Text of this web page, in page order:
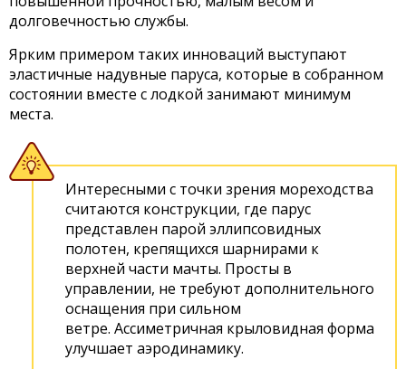
долговечностью службы.
Ярким примером таких инноваций выступают
эластичные надувные паруса, которые в собранном
состоянии вместе с лодкой занимают минимум
места.
Интересными с точки зрения мореходства
считаются конструкции, где парус
представлен парой эллипсовидных
полотен, крепящихся шарнирами к
верхней части мачты. Просты в
управлении, не требуют дополнительного
оснащения при сильном
ветре. Ассиметричная крыловидная форма
улучшает аэродинамику.